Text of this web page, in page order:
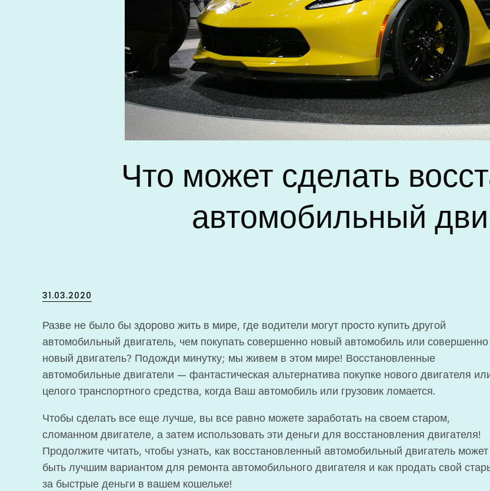
Что может сделать
автомобильный
Posted
31.03.2020
Разве не было бы здорово жить в мире, где водители могут просто купить другой
автомобильный двигатель, чем покупать совершенно новый автомобиль или совершенно
новый двигатель? Подожди минутку; мы живем в этом мире! Восстановленные
автомобильные двигатели — фантастическая альтернатива покупке нового двигателя
целого транспортного средства, когда Ваш автомобиль или грузовик ломается.
Чтобы сделать все еще лучше, вы все равно можете заработать на своем старом,
сломанном двигателе, а затем использовать эти деньги для восстановления двигателя!
Продолжите читать, чтобы узнать, как восстановленный автомобильный двигатель может
быть лучшим вариантом для ремонта автомобильного двигателя и как продать свой
за быстрые деньги в вашем кошельке!